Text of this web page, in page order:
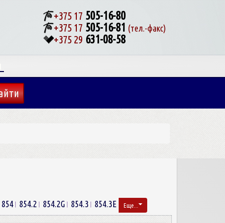
+375 17505-16-80
+375 17 505-16-81 (тел.-факс)
+375 29 631-08-58
854 854.2 854.2G 854.3 854.3E Еще...